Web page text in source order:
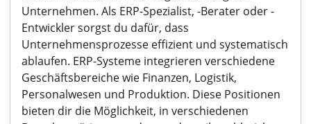
Unternehmen. Als ERP-Spezialist, -Berater oder -
Entwickler sorgst du dafür, dass
Unternehmensprozesse effizient und systematisch
ablaufen. ERP-Systeme integrieren verschiedene
Geschäftsbereiche wie Finanzen, Logistik,
Personalwesen und Produktion. Diese Positionen
bieten dir die Möglichkeit, in verschiedenen